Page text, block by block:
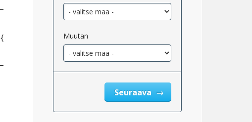
{{mpg_keskimääräinen_kiinteistöjen_verotukseen_oikeutettu_2}}
Muutan
Seuraava